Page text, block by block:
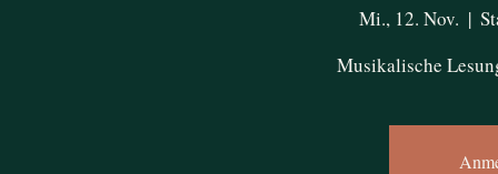
Mi., 12. Nov.
  |
Musikalische